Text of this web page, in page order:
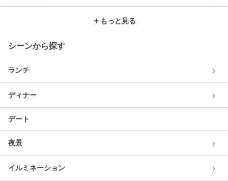
＋ もっと見る
シーンから探す
ランチ ›
ディナー ›
デート
夜景 ›
イルミネーション ›